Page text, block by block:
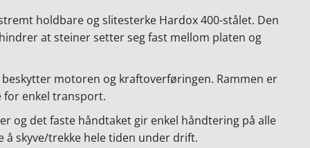
holdbare og slitesterke Hardox 400-stålet. Den
at steiner setter seg fast mellom platen og
motoren og kraftoverføringen. Rammen er
for enkel transport.
og det faste håndtaket gir enkel håndtering på alle
å skyve/trekke hele tiden under drift.